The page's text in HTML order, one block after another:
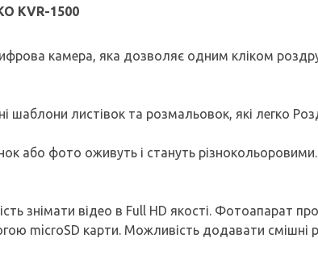
KVR-1500
камера, яка дозволяє одним кліком
листівок та розмальовок, які легко
або фото оживуть і стануть
знімати відео в Full HD якості. Фотоапарат
microSD карти. Можливість додавати